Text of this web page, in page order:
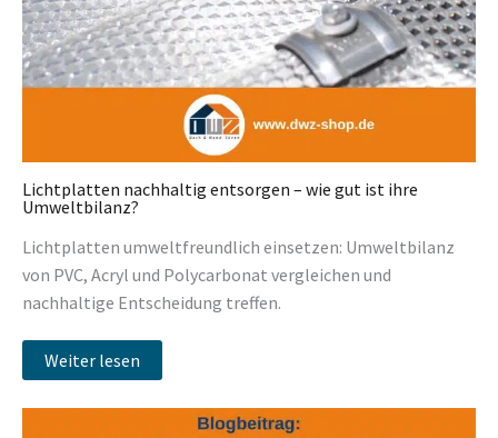
Lichtplatten nachhaltig entsorgen – wie gut ist ihre
Umweltbilanz?
Lichtplatten umweltfreundlich einsetzen: Umweltbilanz
von PVC, Acryl und Polycarbonat vergleichen und
nachhaltige Entscheidung treffen.
Weiter lesen